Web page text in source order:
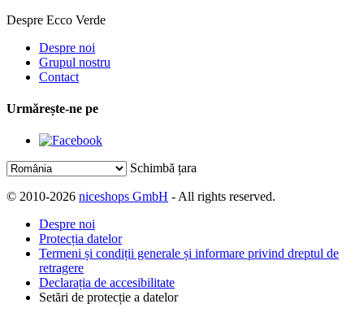
Despre Ecco Verde
Despre noi
Grupul nostru
Contact
Urmărește-ne pe
Schimbă țara
© 2010-2026 niceshops GmbH - All rights reserved.
Despre noi
Protecția datelor
Termeni și condiții generale și informare privind dreptul de
retragere
Declarația de accesibilitate
Setări de protecție a datelor